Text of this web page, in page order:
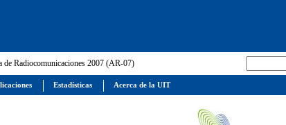
de Radiocomunicaciones 2007 (AR-07)
Estadísticas Acerca de la UIT